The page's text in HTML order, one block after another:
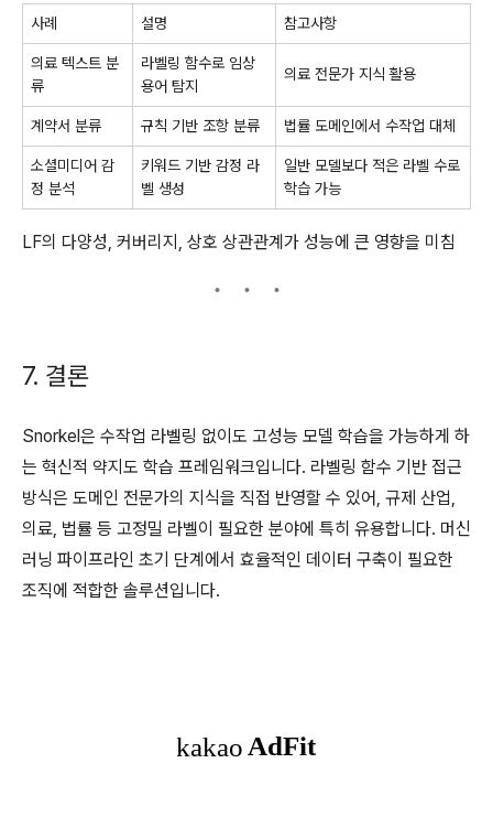
사례 설명 참고사항
의료 텍스트 분
류
라벨링 함수로 임상
용어 탐지
의료 전문가 지식 활용
계약서 분류 규칙 기반 조항 분류 법률 도메인에서 수작업 대체
소셜미디어 감
정 분석
키워드 기반 감정 라
벨 생성
일반 모델보다 적은 라벨 수로
학습 가능
LF의 다양성, 커버리지, 상호 상관관계가 성능에 큰 영향을 미침
7. 결론
Snorkel은 수작업 라벨링 없이도 고성능 모델 학습을 가능하게 하
는 혁신적 약지도 학습 프레임워크입니다. 라벨링 함수 기반 접근
방식은 도메인 전문가의 지식을 직접 반영할 수 있어, 규제 산업,
의료, 법률 등 고정밀 라벨이 필요한 분야에 특히 유용합니다. 머신
러닝 파이프라인 초기 단계에서 효율적인 데이터 구축이 필요한
조직에 적합한 솔루션입니다.